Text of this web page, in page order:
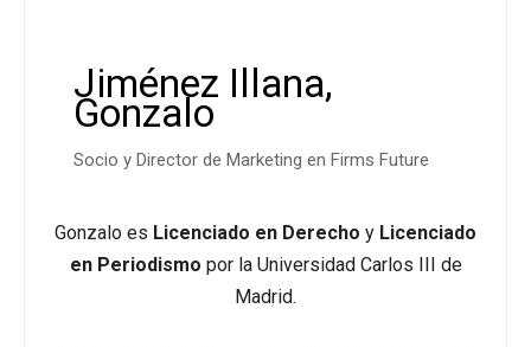
Jiménez Illana,
Gonzalo
Socio y Director de Marketing en Firms Future
Gonzalo es Licenciado en Derecho y Licenciado
en Periodismo por la Universidad Carlos III de
Madrid.